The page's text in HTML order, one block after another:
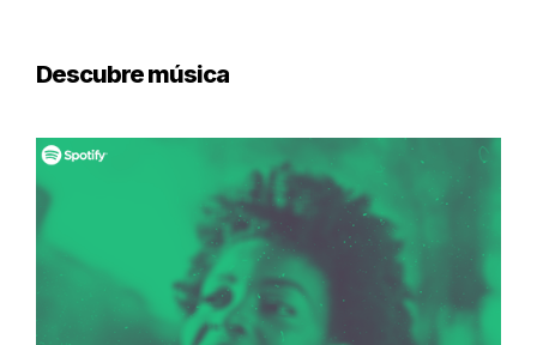
Descubre música